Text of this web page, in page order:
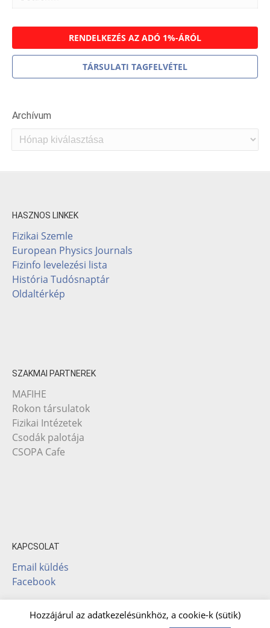
RENDELKEZÉS AZ ADÓ 1%-ÁRÓL
TÁRSULATI TAGFELVÉTEL
Archívum
Archívum
HASZNOS LINKEK
Fizikai Szemle
European Physics Journals
Fizinfo levelezési lista
História Tudósnaptár
Oldaltérkép
SZAKMAI PARTNEREK
MAFIHE
Rokon társulatok
Fizikai Intézetek
Csodák palotája
CSOPA Cafe
KAPCSOLAT
Email küldés
Facebook
Hozzájárul az adatkezelésünkhöz, a cookie-k (sütik)